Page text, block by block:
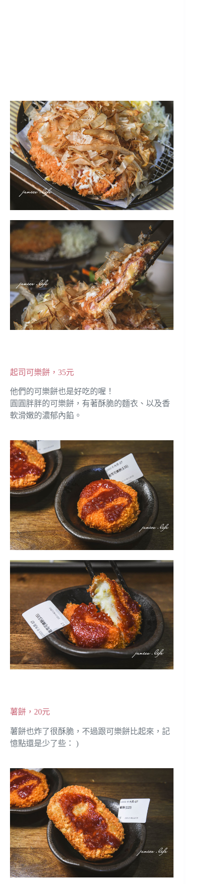
起司可樂餅，35元
他們的可樂餅也是好吃的喔！
圓圓胖胖的可樂餅，有著酥脆的麵衣、以及香
軟滑嫩的濃郁內餡。
薯餅，20元
薯餅也炸了很酥脆，不過跟可樂餅比起來，記
憶點還是少了些： )